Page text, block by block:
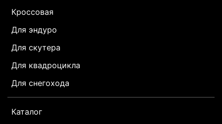
Кроссовая
Для эндуро
Для скутера
Для квадроцикла
Для снегохода
Каталог